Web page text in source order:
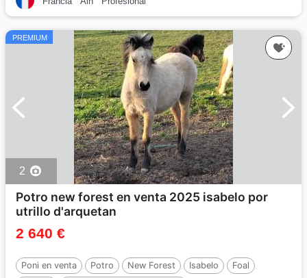
PREMIUM
2
Potro new forest en venta 2025 isabelo por
utrillo d'arquetan
2 640 €
Poni en venta Potro New Forest Isabelo
Foal